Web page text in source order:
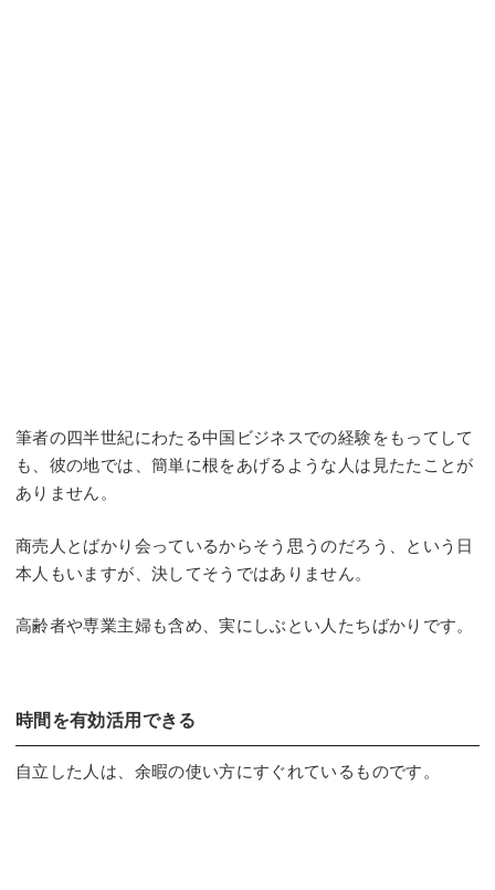
筆者の四半世紀にわたる中国ビジネスでの経験をもってして
も、彼の地では、簡単に根をあげるような人は見たたことが
ありません。
商売人とばかり会っているからそう思うのだろう、という日
本人もいますが、決してそうではありません。
高齢者や専業主婦も含め、実にしぶとい人たちばかりです。
時間を有効活用できる
自立した人は、余暇の使い方にすぐれているものです。